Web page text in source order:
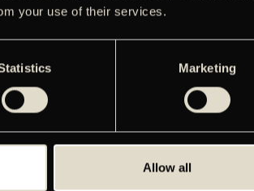
your use of their services.
Marketing
Allow all
Films with English
Screenings with
our sister cinema,